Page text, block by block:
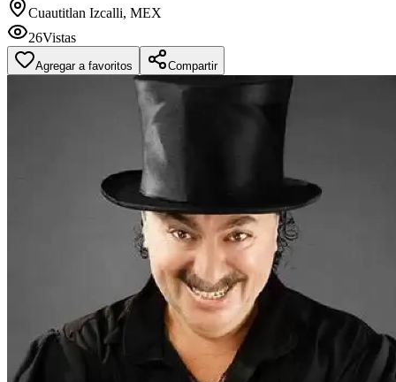
Cuautitlan Izcalli, MEX
26Vistas
Agregar a favoritos Compartir